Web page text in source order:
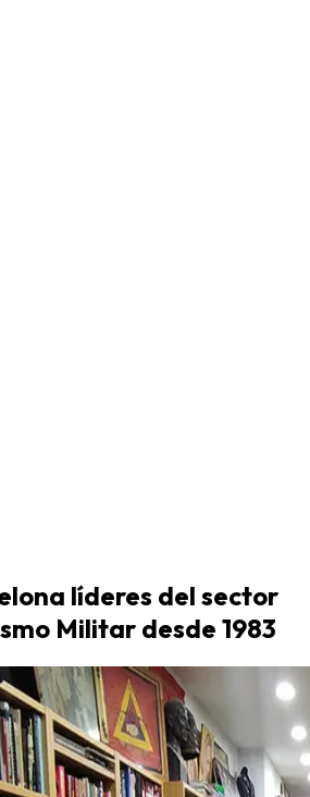
líderes del sector
Militar desde 1983